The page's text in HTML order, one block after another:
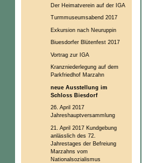
Der Heimatverein auf der IGA
Turmmuseumsabend 2017
Exkursion nach Neuruppin
Biuesdorfer Blütenfest 2017
Vortrag zur IGA
Kranzniederlegung auf dem
Parkfriedhof Marzahn
neue Ausstellung im
Schloss Biesdorf
26. April 2017
Jahreshauptversammlung
21. April 2017 Kundgebung
anlässlich des 72.
Jahrestages der Befreiung
Marzahns vom
Nationalsozialismus